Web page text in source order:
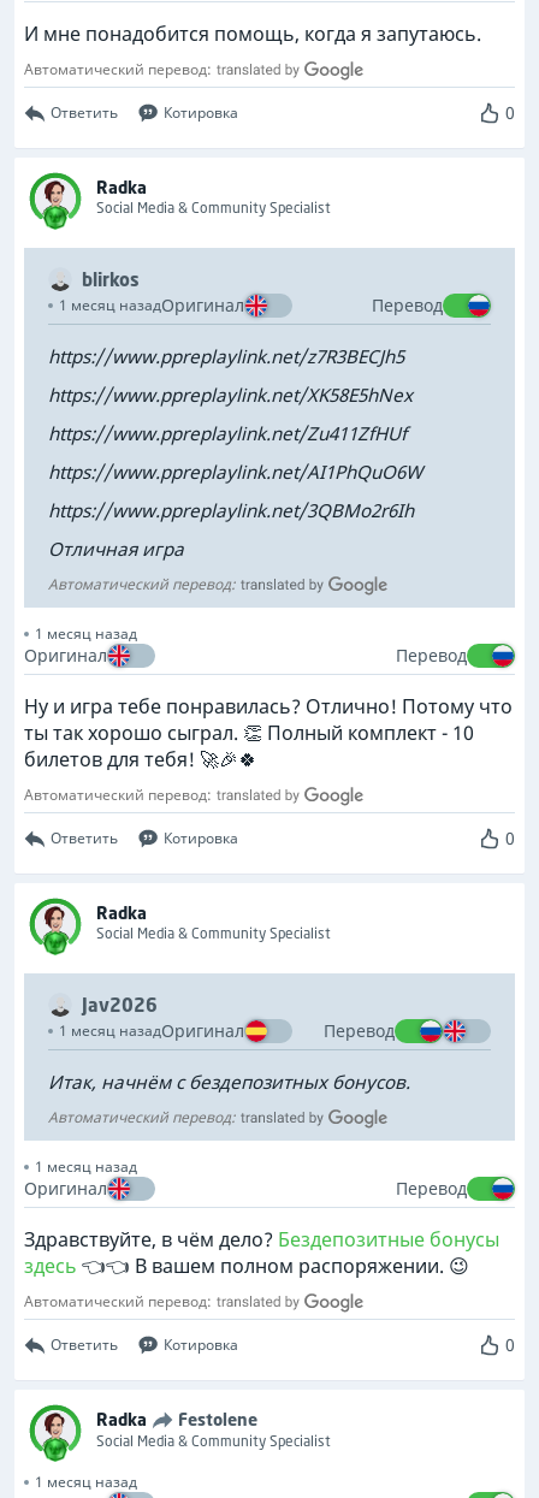
И мне понадобится помощь, когда я запутаюсь.
Автоматический перевод:
Ответить Котировка 0
Radka
Social Media & Community Specialist
blirkos
1 месяц назадОригинал Перевод
https://www.ppreplaylink.net/z7R3BECJh5
https://www.ppreplaylink.net/XK58E5hNex
https://www.ppreplaylink.net/Zu411ZfHUf
https://www.ppreplaylink.net/AI1PhQuO6W
https://www.ppreplaylink.net/3QBMo2r6Ih
Отличная игра
Автоматический перевод:
1 месяц назад
Оригинал Перевод
Ну и игра тебе понравилась? Отлично! Потому что
ты так хорошо сыграл. 👏 Полный комплект - 10
билетов для тебя! 🚀🎉🍀
Автоматический перевод:
Ответить Котировка 0
Radka
Social Media & Community Specialist
Jav2026
1 месяц назадОригинал Перевод
Итак, начнём с бездепозитных бонусов.
Автоматический перевод:
1 месяц назад
Оригинал Перевод
Здравствуйте, в чём дело? Бездепозитные бонусы
здесь 👈👈 В вашем полном распоряжении. 😉
Автоматический перевод:
Ответить Котировка 0
Radka Festolene
Social Media & Community Specialist
1 месяц назад